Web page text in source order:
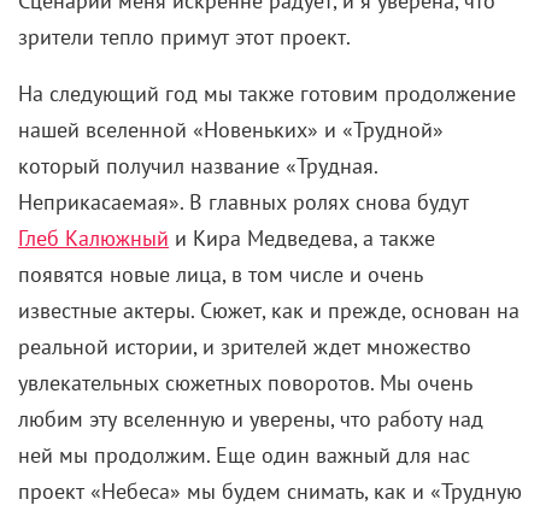
зрители тепло примут этот проект.
На следующий год мы также готовим продолжение
нашей вселенной «Новеньких» и «Трудной»
который получил название «Трудная.
Неприкасаемая». В главных ролях снова будут
Глеб Калюжный и Кира Медведева, а также
появятся новые лица, в том числе и очень
известные актеры. Сюжет, как и прежде, основан на
реальной истории, и зрителей ждет множество
увлекательных сюжетных поворотов. Мы очень
любим эту вселенную и уверены, что работу над
ней мы продолжим. Еще один важный для нас
проект «Небеса» мы будем снимать, как и «Трудную